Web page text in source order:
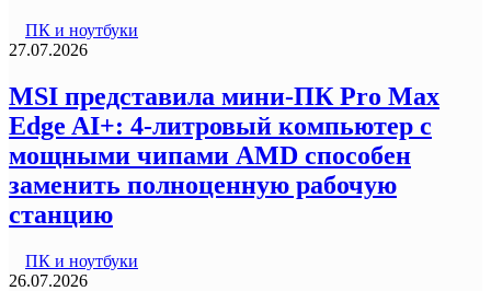
ПК и ноутбуки
27.07.2026
MSI представила мини-ПК Pro Max
Edge AI+: 4-литровый компьютер с
мощными чипами AMD способен
заменить полноценную рабочую
станцию
ПК и ноутбуки
26.07.2026